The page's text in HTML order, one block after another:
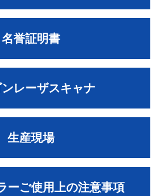
名誉証明書
レーザスキャナ
生産現場
ーご使用上の注意事項